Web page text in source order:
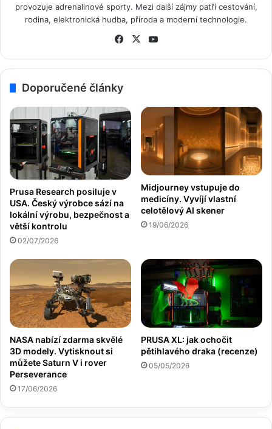
provozuje adrenalinové sporty. Mezi další zájmy patří cestování,
rodina, elektronická hudba, příroda a moderní technologie.
Fa
bo
X
ub
Doporučené články
Prusa Research posiluje v
USA. Český výrobce sází na
lokální výrobu, bezpečnost a
větší kontrolu
02/07/2026
Midjourney vstupuje do
medicíny. Vyvíjí vlastní
celotělový AI skener
19/06/2026
NASA nabízí zdarma skvělé
3D modely. Vytisknout si
můžete Saturn V i rover
Perseverance
17/06/2026
PRUSA XL: jak ochočit
pětihlavého draka (recenze)
05/05/2026